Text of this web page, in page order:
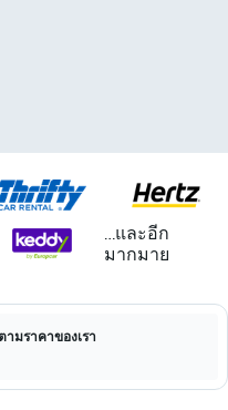
...และอีก
มากมาย
มราคาของเรา